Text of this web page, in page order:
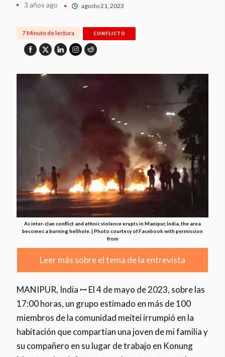
3 años ago agosto 21, 2023
7 Minuto de lectura CONFLICTO
As inter-clan conflict and ethnic violence erupts in Manipur, India, the area
becomes a burning hellhole. | Photo courtesy of Facebook with permission
from
Leer más sobre el tema de la entrevista
MANIPUR, India ꟷ El 4 de mayo de 2023, sobre las
17:00 horas, un grupo estimado en más de 100
miembros de la comunidad meitei irrumpió en la
habitación que compartían una joven de mi familia y
su compañero en su lugar de trabajo en Konung